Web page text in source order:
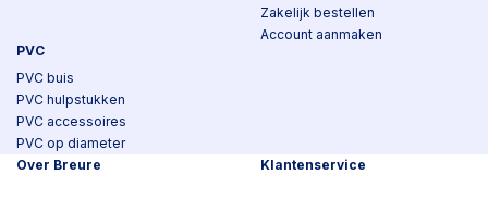
PVC
PVC buis
PVC hulpstukken
PVC accessoires
PVC op diameter
Zakelijk bestellen
Account aanmaken
Over Breure Klantenservice